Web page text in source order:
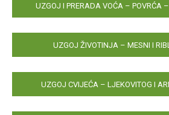
UZGOJ I PRERADA VOĆA – POVRĆA
UZGOJ ŽIVOTINJA – MESNI I
UZGOJ CVIJEĆA – LJEKOVITOG I